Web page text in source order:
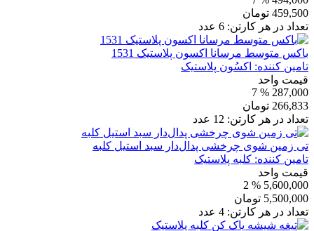
459,500 تومان
تعداد در هر کارتن: 6 عدد
باکس متوسط مرسانا اکسون پلاستیک 1531
تامین کننده: اکسُون پلاستیک
قیمت واحد
287,000
% 7
266,833 تومان
تعداد در هر کارتن: 12 عدد
تی زمین شوی چرخشی پدال‌دار سبد استیل کلبه
تامین کننده: کلبه پلاستیک
قیمت واحد
5,600,000
% 2
5,500,000 تومان
تعداد در هر کارتن: 4 عدد